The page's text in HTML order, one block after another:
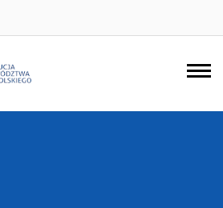
w Krakowie
w Nowym Sączu
w Tarnowie